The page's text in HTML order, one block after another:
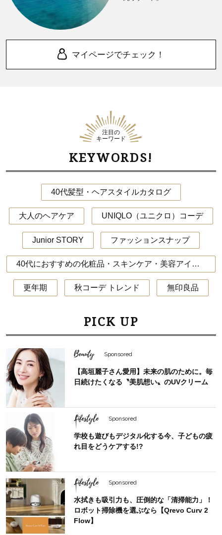
マイページでチェック！
注目の
キーワード
KEYWORDS!
40代髪型・ヘアスタイルカタログ
大人のヘアケア UNIQLO（ユニクロ）コーデ
Junior STORY ファッションスナップ
40代におすすめの化粧品・スキンケア・美容アイテム
更年期 秋コーデ トレンド 無印良品
PICK UP
Beauty Sponsored
【高垣麗子さん愛用】未来の肌のために。毎
日続けたくなる〝美肌想い〟のUVクリーム
Lifestyle Sponsored
学校も遊びもデジタル化する今、子どもの疲
れ目をどうケアする!?
Lifestyle Sponsored
水拭きも吸引力も、圧倒的な「清掃能力」！
ロボット掃除機を選ぶなら【Qrevo Curv 2
Flow】